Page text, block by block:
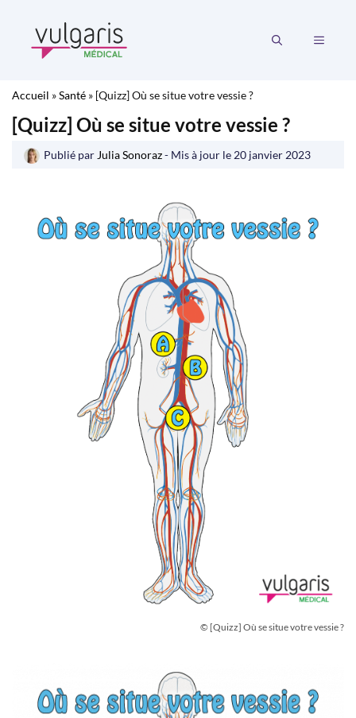
contenu
MENU
Accueil »Santé » [Quizz] Où se situe votre vessie ?
[Quizz] Où se situe votre vessie ?
Publié par Julia Sonoraz- Mis à jour le 20 janvier 2023
© [Quizz] Où se situe votre vessie ?